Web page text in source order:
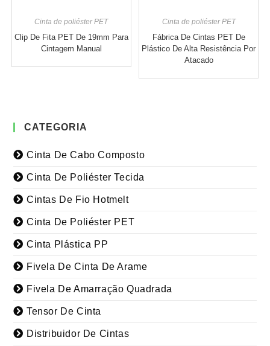
Cinta de poliéster PET
Clip De Fita PET De 19mm Para
Cintagem Manual
Cinta de poliéster PET
Fábrica De Cintas PET De
Plástico De Alta Resistência Por
Atacado
CATEGORIA
Cinta De Cabo Composto
Cinta De Poliéster Tecida
Cintas De Fio Hotmelt
Cinta De Poliéster PET
Cinta Plástica PP
Fivela De Cinta De Arame
Fivela De Amarração Quadrada
Tensor De Cinta
Distribuidor De Cintas